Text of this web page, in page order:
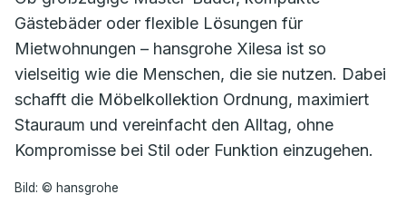
Gästebäder oder flexible Lösungen für
Mietwohnungen – hansgrohe Xilesa ist so
vielseitig wie die Menschen, die sie nutzen. Dabei
schafft die Möbelkollektion Ordnung, maximiert
Stauraum und vereinfacht den Alltag, ohne
Kompromisse bei Stil oder Funktion einzugehen.
Bild: © hansgrohe